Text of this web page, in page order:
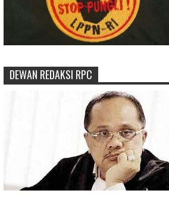
DEWAN REDAKSI RPC